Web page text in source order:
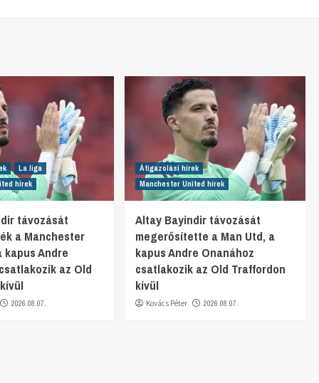
La liga
hírek
távozását
a Manchester
Andre
az Old
2026.08.07.
Átigazolási hírek
Manchester United hírek
Altay Bayindir távozását
megerősítette a Man Utd, a
kapus Andre Onanához
csatlakozik az Old Traffordon
kívül
Kovács Péter 2026.08.07.